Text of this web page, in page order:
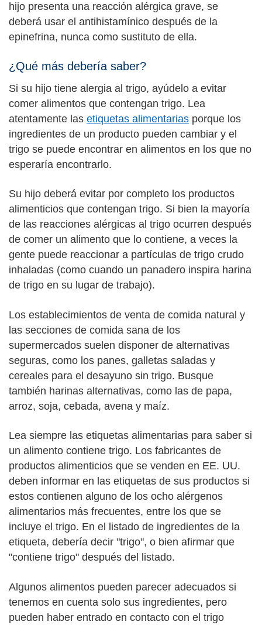
hijo presenta una reacción alérgica grave, se
deberá usar el antihistamínico después de la
epinefrina, nunca como sustituto de ella.
¿Qué más debería saber?
Si su hijo tiene alergia al trigo, ayúdelo a evitar
comer alimentos que contengan trigo. Lea
atentamente las etiquetas alimentarias porque los
ingredientes de un producto pueden cambiar y el
trigo se puede encontrar en alimentos en los que no
esperaría encontrarlo.
Su hijo deberá evitar por completo los productos
alimenticios que contengan trigo. Si bien la mayoría
de las reacciones alérgicas al trigo ocurren después
de comer un alimento que lo contiene, a veces la
gente puede reaccionar a partículas de trigo crudo
inhaladas (como cuando un panadero inspira harina
de trigo en su lugar de trabajo).
Los establecimientos de venta de comida natural y
las secciones de comida sana de los
supermercados suelen disponer de alternativas
seguras, como los panes, galletas saladas y
cereales para el desayuno sin trigo. Busque
también harinas alternativas, como las de papa,
arroz, soja, cebada, avena y maíz.
Lea siempre las etiquetas alimentarias para saber si
un alimento contiene trigo. Los fabricantes de
productos alimenticios que se venden en EE. UU.
deben informar en las etiquetas de sus productos si
estos contienen alguno de los ocho alérgenos
alimentarios más frecuentes, entre los que se
incluye el trigo. En el listado de ingredientes de la
etiqueta, debería decir "trigo", o bien afirmar que
"contiene trigo" después del listado.
Algunos alimentos pueden parecer adecuados si
tenemos en cuenta solo sus ingredientes, pero
pueden haber entrado en contacto con el trigo